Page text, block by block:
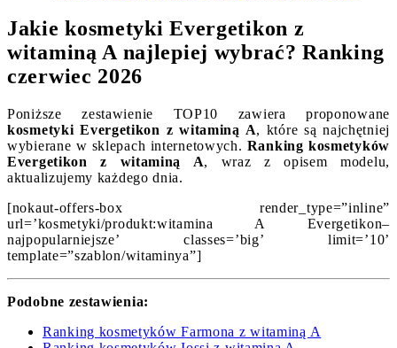
Jakie kosmetyki Evergetikon z
witaminą A najlepiej wybrać? Ranking
czerwiec 2026
Poniższe zestawienie TOP10 zawiera proponowane
kosmetyki Evergetikon z witaminą A, które są najchętniej
wybierane w sklepach internetowych. Ranking kosmetyków
Evergetikon z witaminą A, wraz z opisem modelu,
aktualizujemy każdego dnia.
[nokaut-offers-box render_type=”inline”
url=’kosmetyki/produkt:witamina A Evergetikon–
najpopularniejsze’ classes=’big’ limit=’10’
template=”szablon/witaminya”]
Podobne zestawienia:
Ranking kosmetyków Farmona z witaminą A